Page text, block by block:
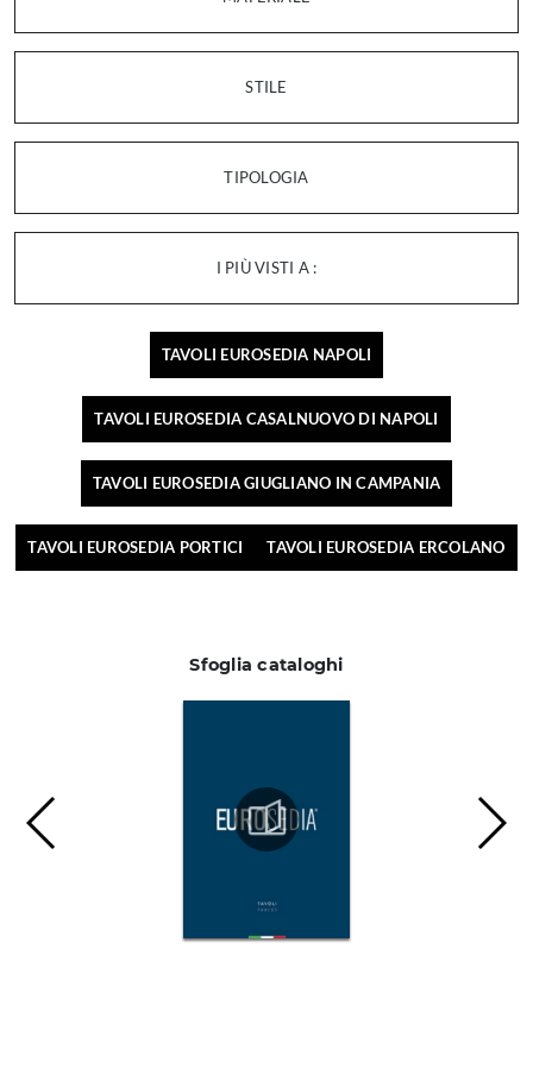
STILE
TIPOLOGIA
I PIÙ VISTI A :
TAVOLI EUROSEDIA NAPOLI
TAVOLI EUROSEDIA CASALNUOVO DI NAPOLI
TAVOLI EUROSEDIA GIUGLIANO IN CAMPANIA
TAVOLI EUROSEDIA PORTICI TAVOLI EUROSEDIA ERCOLANO
Sfoglia cataloghi